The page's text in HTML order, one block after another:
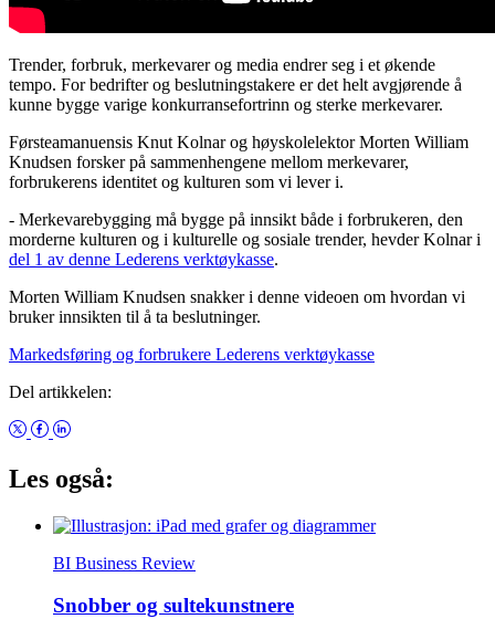
Trender, forbruk, merkevarer og media endrer seg i et økende
tempo. For bedrifter og beslutningstakere er det helt avgjørende å
kunne bygge varige konkurransefortrinn og sterke merkevarer.
Førsteamanuensis Knut Kolnar og høyskolelektor Morten William
Knudsen forsker på sammenhengene mellom merkevarer,
forbrukerens identitet og kulturen som vi lever i.
- Merkevarebygging må bygge på innsikt både i forbrukeren, den
morderne kulturen og i kulturelle og sosiale trender, hevder Kolnar i
del 1 av denne Lederens verktøykasse.
Morten William Knudsen snakker i denne videoen om hvordan vi
bruker innsikten til å ta beslutninger.
Markedsføring og forbrukere Lederens verktøykasse
Del artikkelen:
Les også:
BI Business Review
Snobber og sultekunstnere